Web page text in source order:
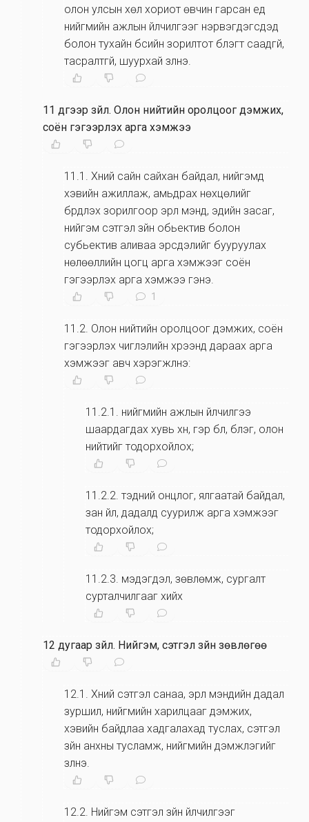
олон улсын хөл хориот өвчин гарсан үед
нийгмийн ажлын үйлчилгээг нэрвэгдэгсдэд
болон тухайн бүсийн зорилтот бүлэгт саадгүй,
тасралтгүй, шуурхай үзүүлнэ.
11 дүгээр зүйл. Олон нийтийн оролцоог дэмжих,
соён гэгээрүүлэх арга хэмжээ
11.1 . Хүний сайн сайхан байдал, нийгэмд
хэвийн ажиллаж, амьдрах нөхцөлийг
бүрдүүлэх зорилгоор эрүүл мэнд, эдийн засаг,
нийгэм сэтгэл зүйн обьектив болон
субьектив аливаа эрсдэлийг бууруулах
нөлөөллийн цогц арга хэмжээг соён
гэгээрүүлэх арга хэмжээ гэнэ.
1
11.2. Олон нийтийн оролцоог дэмжих, соён
гэгээрүүлэх чиглэлийн хүрээнд дараах арга
хэмжээг авч хэрэгжүүлнэ:
11.2.1 . нийгмийн ажлын үйлчилгээ
шаардагдах хувь хүн, гэр бүл, бүлэг, олон
нийтийг тодорхойлох;
11.2.2. тэдний онцлог, ялгаатай байдал,
зан үйл, дадалд суурилж арга хэмжээг
тодорхойлох;
11.2.3. мэдэгдэл, зөвлөмж, сургалт
сурталчилгааг хийх
12 дугаар зүйл. Нийгэм, сэтгэл зүйн зөвлөгөө
12.1 . Хүний сэтгэл санаа, эрүүл мэндийн дадал
зуршил, нийгмийн харилцааг дэмжих,
хэвийн байдлаа хадгалахад туслах, сэтгэл
зүйн анхны тусламж, нийгмийн дэмжлэгийг
үзүүлнэ.
12.2. Нийгэм сэтгэл зүйн үйлчилгээг